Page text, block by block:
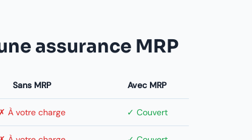
assurance MRP
Sans MRP Avec MRP
À votre charge ✓ Couvert